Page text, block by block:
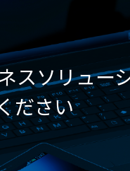
スソリュー
ださい